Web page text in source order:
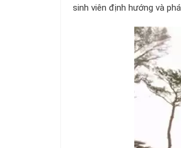
sinh viên định hướng và